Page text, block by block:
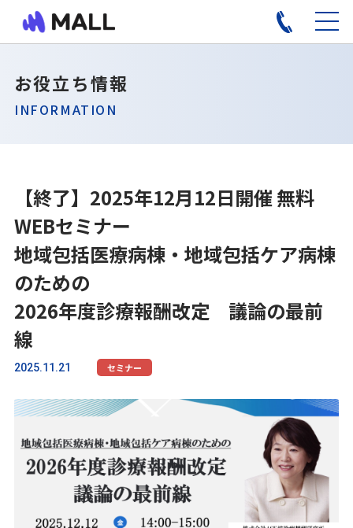
お役立ち情報
INFORMATION
【終了】2025年12月12日開催 無料
WEBセミナー
地域包括医療病棟・地域包括ケア病棟
のための
2026年度診療報酬改定 議論の最前
線
2025.11.21 セミナー